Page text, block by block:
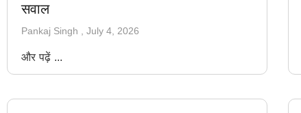
सवाल
Pankaj Singh July 4, 2026
और पढ़ें ...